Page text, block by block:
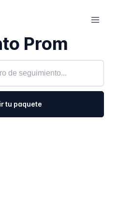
Prom
tu paquete